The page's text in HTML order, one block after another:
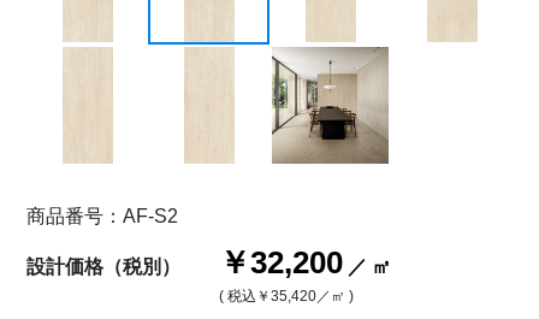
商品番号：AF-S2
設計価格（税別） ￥32,200 ／ ㎡
( 税込 ￥35,420 ／㎡ )